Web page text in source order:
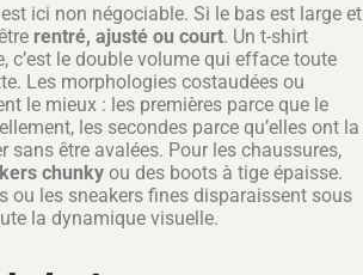
ici non négociable. Si le bas est large et
rentré, ajusté ou court. Un t-shirt
c’est le double volume qui efface toute
Les morphologies costaudées ou
le mieux : les premières parce que le
les secondes parce qu’elles ont la
sans être avalées. Pour les chaussures,
chunky ou des boots à tige épaisse.
ou les sneakers fines disparaissent sous
la dynamique visuelle.